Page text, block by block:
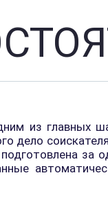
из главных
дело
за